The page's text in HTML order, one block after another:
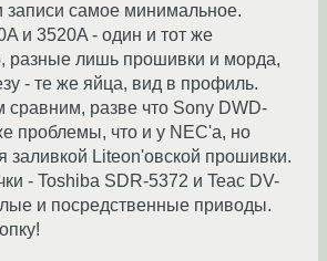
записи самое минимальное.
и 3520A - один и тот же
разные лишь прошивки и морда,
- те же яйца, вид в профиль.
разве что Sony DWD-
проблемы, что и у NEC'a, но
заливкой Liteon'овской прошивки.
- Toshiba SDR-5372 и Teac DV-
и посредственные приводы.